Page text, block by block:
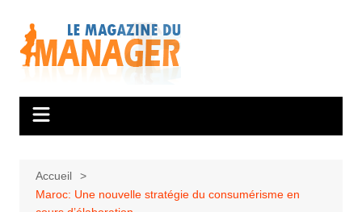
contenu
Accueil
Maroc: Une nouvelle stratégie du consumérisme en